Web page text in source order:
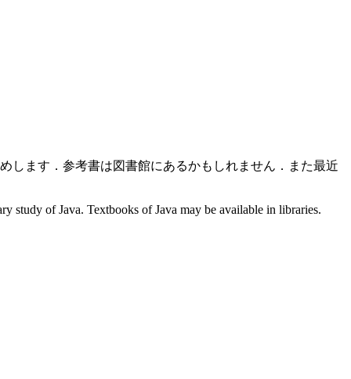
します．参考書は図書館にあるかもしれません．また最近
study of Java. Textbooks of Java may be available in libraries.